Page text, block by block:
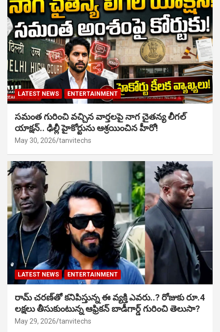
LATEST NEWS ENTERTAINMENT
సమంత గురించి వచ్చిన వార్తలపై నాగ చైతన్య లీగల్
యాక్షన్.. ఢిల్లీ హైకోర్టును ఆశ్రయించిన హీరో!
May 30, 2026 tanvitechs
LATEST NEWS ENTERTAINMENT
రామ్ చరణ్‌తో కనిపిస్తున్న ఈ వ్యక్తి ఎవరు..? రోజుకు రూ.4
లక్షలు తీసుకుంటున్న ఆఫ్రికన్ బాడీగార్డ్ గురించి తెలుసా?
May 29, 2026 tanvitechs